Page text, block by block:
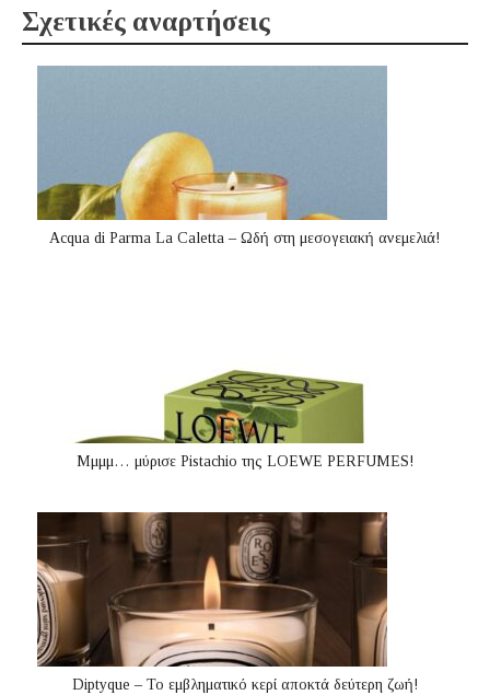
Σχετικές αναρτήσεις
Acqua di Parma La Caletta – Ωδή στη μεσογειακή ανεμελιά!
Μμμμ… μύρισε Pistachio της LOEWE PERFUMES!
Diptyque – Το εμβληματικό κερί αποκτά δεύτερη ζωή!